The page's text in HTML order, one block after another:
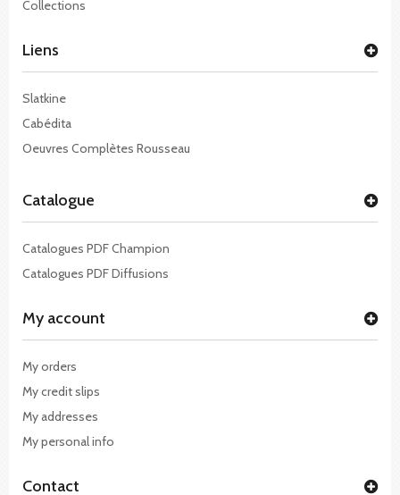
Collections
Liens
Slatkine
Cabédita
Oeuvres Complètes Rousseau
Catalogue
Catalogues PDF Champion
Catalogues PDF Diffusions
My account
My orders
My credit slips
My addresses
My personal info
Contact